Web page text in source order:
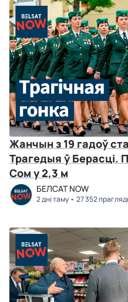
Жанчын з 19 гадоў
Трагедыя ў Берасці.
Сом у 2,3 м
БЕЛСАТ NOW
2 дні таму 27 352